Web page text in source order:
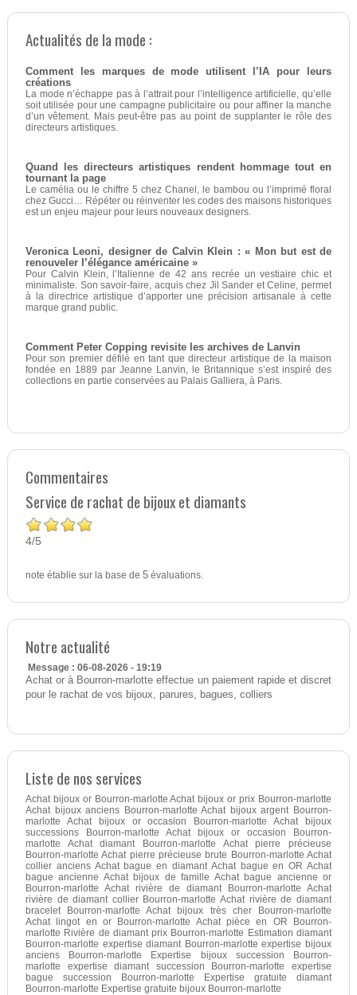
Actualités de la mode :
Comment les marques de mode utilisent l’IA pour leurs
créations
La mode n’échappe pas à l’attrait pour l’intelligence artificielle, qu’elle
soit utilisée pour une campagne publicitaire ou pour affiner la manche
d’un vêtement. Mais peut-être pas au point de supplanter le rôle des
directeurs artistiques.
Quand les directeurs artistiques rendent hommage tout en
tournant la page
Le camélia ou le chiffre 5 chez Chanel, le bambou ou l’imprimé floral
chez Gucci… Répéter ou réinventer les codes des maisons historiques
est un enjeu majeur pour leurs nouveaux designers.
Veronica Leoni, designer de Calvin Klein : « Mon but est de
renouveler l’élégance américaine »
Pour Calvin Klein, l’Italienne de 42 ans recrée un vestiaire chic et
minimaliste. Son savoir-faire, acquis chez Jil Sander et Celine, permet
à la directrice artistique d’apporter une précision artisanale à cette
marque grand public.
Comment Peter Copping revisite les archives de Lanvin
Pour son premier défilé en tant que directeur artistique de la maison
fondée en 1889 par Jeanne Lanvin, le Britannique s’est inspiré des
collections en partie conservées au Palais Galliera, à Paris.
Commentaires
Service de rachat de bijoux et diamants
4/5
note établie sur la base de 5évaluations.
Notre actualité
Message : 06-08-2026 - 19:19
Achat or à Bourron-marlotte effectue un paiement rapide et discret
pour le rachat de vos bijoux, parures, bagues, colliers
Liste de nos services
Achat bijoux or Bourron-marlotte Achat bijoux or prix Bourron-marlotte
Achat bijoux anciens Bourron-marlotte Achat bijoux argent Bourron-
marlotte Achat bijoux or occasion Bourron-marlotte Achat bijoux
successions Bourron-marlotte Achat bijoux or occasion Bourron-
marlotte Achat diamant Bourron-marlotte Achat pierre précieuse
Bourron-marlotte Achat pierre précieuse brute Bourron-marlotte Achat
collier anciens Achat bague en diamant Achat bague en OR Achat
bague ancienne Achat bijoux de famille Achat bague ancienne or
Bourron-marlotte Achat rivière de diamant Bourron-marlotte Achat
rivière de diamant collier Bourron-marlotte Achat rivière de diamant
bracelet Bourron-marlotte Achat bijoux très cher Bourron-marlotte
Achat lingot en or Bourron-marlotte Achat pièce en OR Bourron-
marlotte Rivière de diamant prix Bourron-marlotte Estimation diamant
Bourron-marlotte expertise diamant Bourron-marlotte expertise bijoux
anciens Bourron-marlotte Expertise bijoux succession Bourron-
marlotte expertise diamant succession Bourron-marlotte expertise
bague succession Bourron-marlotte Expertise gratuite diamant
Bourron-marlotte Expertise gratuite bijoux Bourron-marlotte